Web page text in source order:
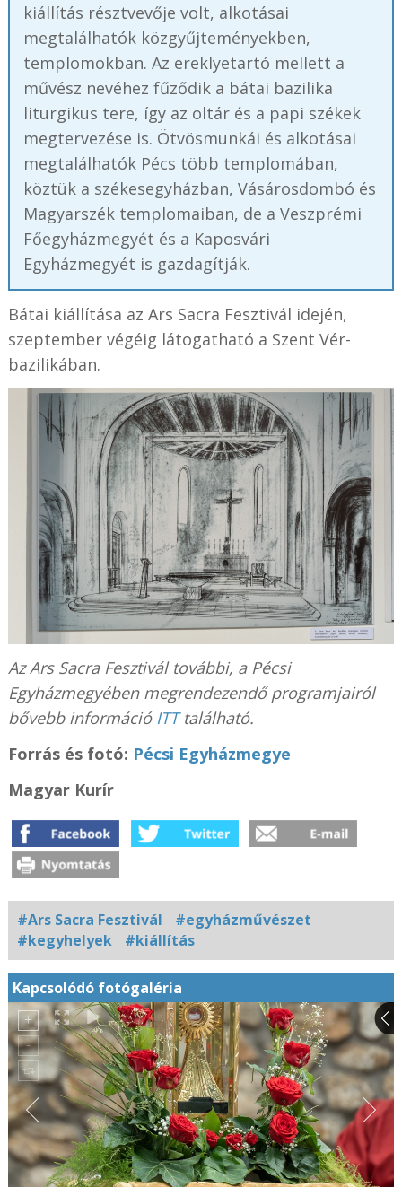
kiállítás résztvevője volt, alkotásai
megtalálhatók közgyűjteményekben,
templomokban. Az ereklyetartó mellett a
művész nevéhez fűződik a bátai bazilika
liturgikus tere, így az oltár és a papi székek
megtervezése is. Ötvösmunkái és alkotásai
megtalálhatók Pécs több templomában,
köztük a székesegyházban, Vásárosdombó és
Magyarszék templomaiban, de a Veszprémi
Főegyházmegyét és a Kaposvári
Egyházmegyét is gazdagítják.
Bátai kiállítása az Ars Sacra Fesztivál idején,
szeptember végéig látogatható a Szent Vér-
bazilikában.
Az Ars Sacra Fesztivál további, a Pécsi
Egyházmegyében megrendezendő programjairól
bővebb információ ITTtalálható.
Forrás és fotó: Pécsi Egyházmegye
Magyar Kurír
#Ars Sacra Fesztivál
#egyházművészet
#kegyhelyek
#kiállítás
Kapcsolódó fotógaléria